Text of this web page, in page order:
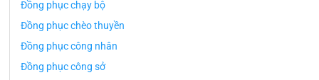
Đồng phục chạy bộ
Đồng phục chèo thuyền
Đồng phục công nhân
Đồng phục công sở